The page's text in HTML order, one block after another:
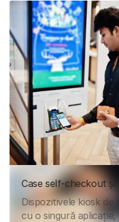
Case self-checkout și
Dispozitivele kiosk
cu o singură